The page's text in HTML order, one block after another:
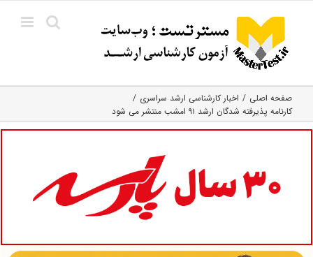
content
صفحه اصلی
اخبار کارشناسی ارشد سراسری
کارنامه پذیرفته شدگان ارشد ۹۱ امشب منتشر می شود